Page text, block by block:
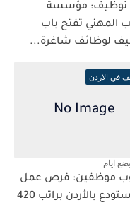
توظيف: مؤسسة
المهني تفتح باب
لوظائف شاغرة...
في الاردن
ايام
موظفين: فرص عمل
في مستودع بالأردن براتب 420